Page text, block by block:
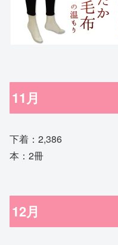
11月
下着：2,386
本：2冊
12月